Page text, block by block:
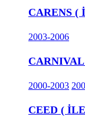
CARENS (
2003-2006
2000-2003
CEED (